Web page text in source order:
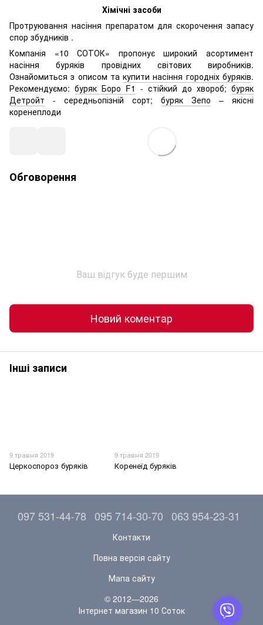
Хімічні засоби
Протруювання насіння препаратом для скорочення запасу
спор збудників .
Компанія «10 СОТОК» пропонує широкий асортимент
насіння буряків провідних світових виробників.
Ознайомиться з описом такупити насіння городніх буряків.
Рекомендуємо: буряк Боро F1 - стійкий до хвороб; буряк
Детройт - середньопізній сорт; буряк Зепо – якісні
коренеплоди
Обговорення
Ваш відгук буде першим
Новий коментар
Інші записи
9 травня 2019
Церкоспороз буряків
9 травня 2019
Коренеїд буряків
097 531-44-78 095 714-30-70 063 954-23-31
Контакти
Повна версія сайту
Мапа сайту
© 2012—2026
Інтернет магазин 10 Соток